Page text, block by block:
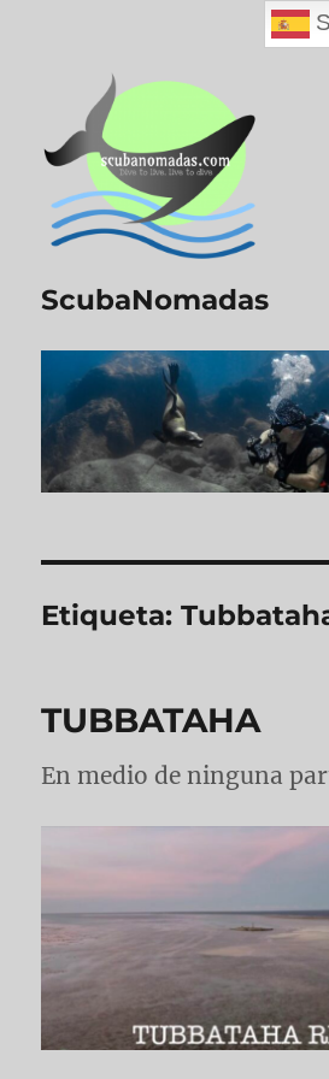
ScubaNomadas
Etiqueta:
TUBBATAHA
En medio de ninguna